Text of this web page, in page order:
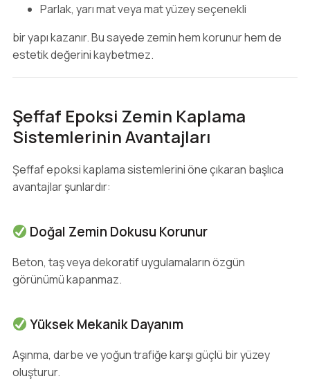
Parlak, yarı mat veya mat yüzey seçenekli
bir yapı kazanır. Bu sayede zemin hem korunur hem de
estetik değerini kaybetmez.
Şeffaf Epoksi Zemin Kaplama
Sistemlerinin Avantajları
Şeffaf epoksi kaplama sistemlerini öne çıkaran başlıca
avantajlar şunlardır:
Doğal Zemin Dokusu Korunur
Beton, taş veya dekoratif uygulamaların özgün
görünümü kapanmaz.
Yüksek Mekanik Dayanım
Aşınma, darbe ve yoğun trafiğe karşı güçlü bir yüzey
oluşturur.